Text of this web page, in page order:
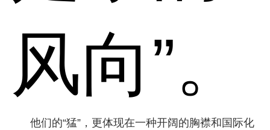
风向”。
他们的“猛”，更体现在一种开阔的胸襟和国际化